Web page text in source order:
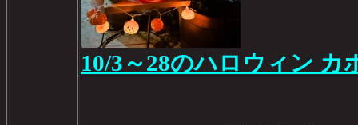
10/3～28のハロウィン カ